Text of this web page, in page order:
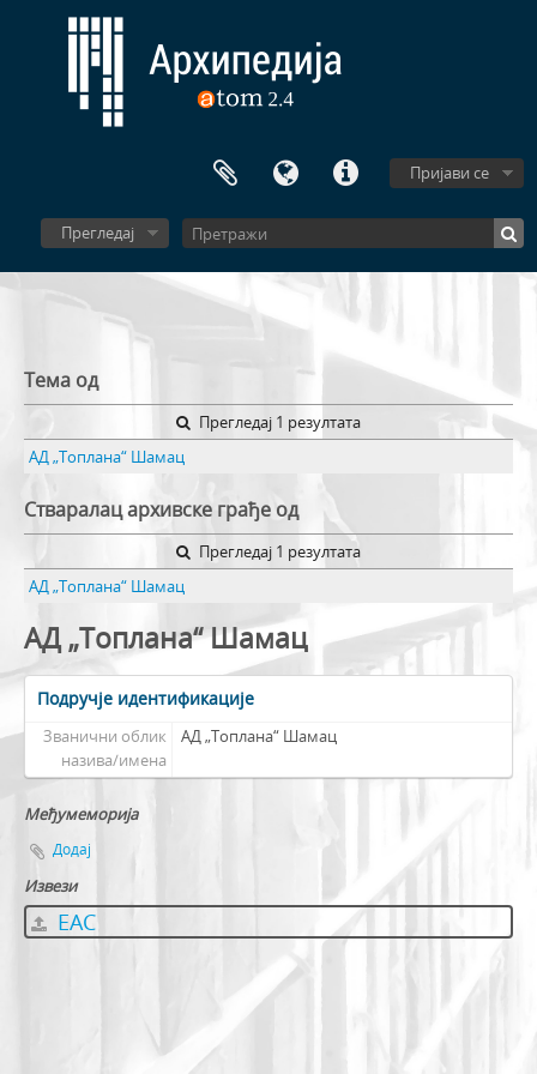
Пријави се
Прегледај
Тема од
Прегледај 1 резултата
АД „Топлана“ Шамац
Стваралац архивске грађе од
Прегледај 1 резултата
АД „Топлана“ Шамац
АД „Топлана“ Шамац
Подручје идентификације
Званични облик
назива/имена
АД „Топлана“ Шамац
Међумеморија
Додај
Извези
EAC